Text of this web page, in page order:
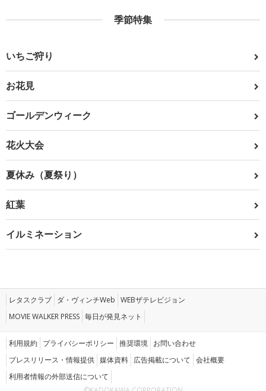
季節特集
いちご狩り
お花見
ゴールデンウィーク
花火大会
夏休み（夏祭り）
紅葉
イルミネーション
レタスクラブ ダ・ヴィンチWeb WEBザテレビジョン
MOVIE WALKER PRESS 毎日が発見ネット
利用規約 プライバシーポリシー 推奨環境 お問い合わせ
プレスリリース・情報提供 媒体資料 広告掲載について 会社概要
利用者情報の外部送信について